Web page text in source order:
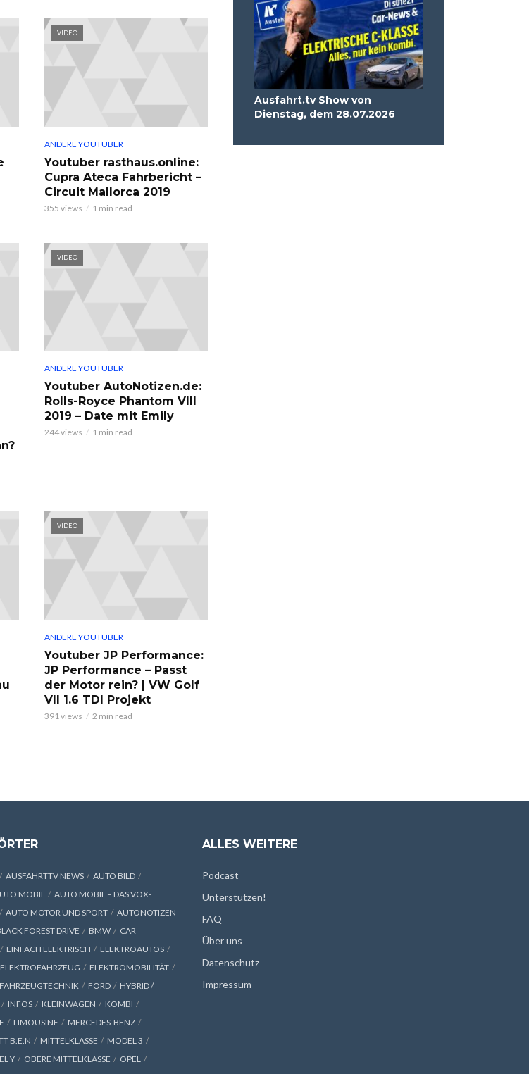
VIDEO
ANDERE YOUTUBER
Youtuber rasthaus.online:
Cupra Ateca Fahrbericht –
Circuit Mallorca 2019
355 views 1 min read
VIDEO
ANDERE YOUTUBER
Youtuber AutoNotizen.de:
Rolls-Royce Phantom VIII
2019 – Date mit Emily
244 views 1 min read
VIDEO
ANDERE YOUTUBER
Youtuber JP Performance:
JP Performance – Passt
der Motor rein? | VW Golf
VII 1.6 TDI Projekt
391 views 2 min read
Ausfahrt.tv Show von
Dienstag, dem 28.07.2026
AUSFAHRTTV NEWS
AUTO BILD
MOBIL
AUTO MOBIL – DAS VOX-
AUTO MOTOR UND SPORT
AUTONOTIZEN
FOREST DRIVE BMW
CAR
EINFACH ELEKTRISCH
ELEKTROAUTOS
ELEKTROFAHRZEUG
ELEKTROMOBILITÄT
FAHRZEUGTECHNIK FORD
HYBRID /
INFOS KLEINWAGEN
KOMBI
LIMOUSINE
MERCEDES-BENZ
B.E.N
MITTELKLASSE
MODEL 3
Y OBERE MITTELKLASSE
OPEL
ALLES WEITERE
Podcast
Unterstützen!
FAQ
Über uns
Datenschutz
Impressum